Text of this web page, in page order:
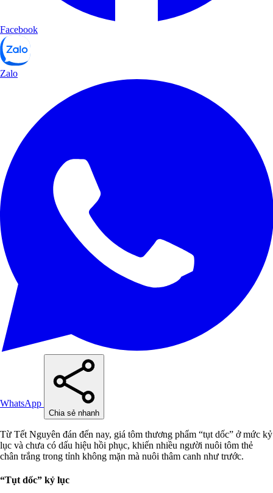
Facebook
Zalo
WhatsApp
Chia sẻ nhanh
Từ Tết Nguyên đán đến nay, giá tôm thương phẩm “tụt dốc” ở mức kỷ
lục và chưa có dấu hiệu hồi phục, khiến nhiều người nuôi tôm thẻ
chân trắng trong tỉnh không mặn mà nuôi thâm canh như trước.
“Tụt dốc” kỷ lục